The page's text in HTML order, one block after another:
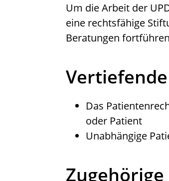
Um die Arbeit der
eine rechtsfähige
Beratungen
Das
oder Patient
Unabhängige